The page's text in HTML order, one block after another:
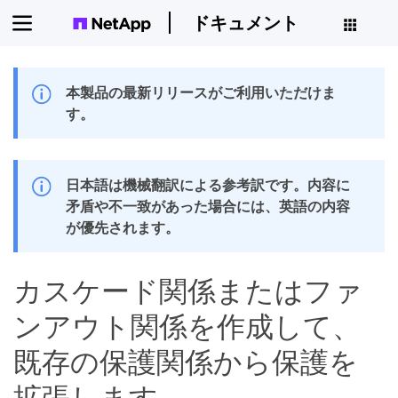
ドキュメント
本製品の最新リリースがご利用いただけま
す。
日本語は機械翻訳による参考訳です。内容に
矛盾や不一致があった場合には、英語の内容
が優先されます。
カスケード関係またはファ
ンアウト関係を作成して、
既存の保護関係から保護を